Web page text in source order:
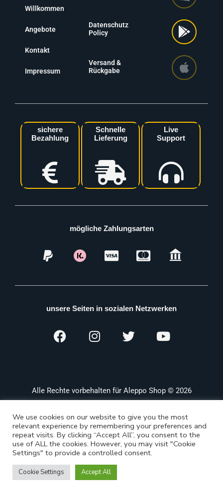
Willkommen
Angebote
Kontakt
Impressum
Datenschutz
Policy
Versand &
Rückgabe
sichere
Bezahlung
Schnelle
Lieferung
Live
Support
mögliche Zahlungsarten
unsere Seiten in sozialen Netzwerken
Alle Rechte vorbehalten für Aleppo Shop © 2026
We use cookies on our website to give you the most
relevant experience by remembering your preferences and
repeat visits. By clicking “Accept All”, you consent to the
use of ALL the cookies. However, you may visit "Cookie
Settings" to provide a controlled consent.
Cookie Settings Accept All